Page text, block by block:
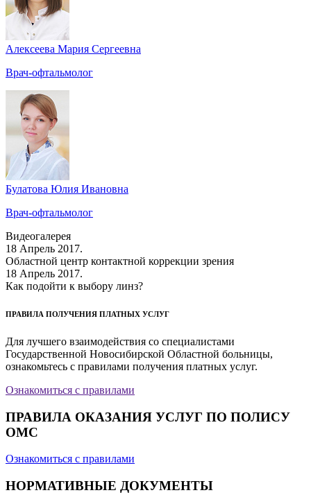
Алексеева Мария Сергеевна
Врач-офтальмолог
Булатова Юлия Ивановна
Врач-офтальмолог
Видеогалерея
18 Апрель 2017.
Областной центр контактной коррекции зрения
18 Апрель 2017.
Как подойти к выбору линз?
ПРАВИЛА ПОЛУЧЕНИЯ ПЛАТНЫХ УСЛУГ
Для лучшего взаимодействия со специалистами
Государственной Новосибирской Областной больницы,
ознакомьтесь с правилами получения платных услуг.
Ознакомиться с правилами
ПРАВИЛА ОКАЗАНИЯ УСЛУГ ПО ПОЛИСУ
ОМС
Ознакомиться с правилами
НОРМАТИВНЫЕ ДОКУМЕНТЫ